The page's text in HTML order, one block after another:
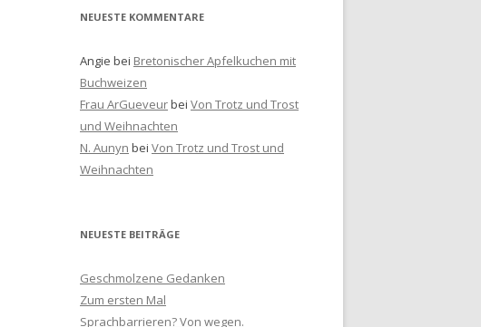
NEUESTE KOMMENTARE
Angie bei Bretonischer Apfelkuchen mit
Buchweizen
Frau ArGueveurbei Von Trotz und Trost
und Weihnachten
N. Aunyn bei Von Trotz und Trost und
Weihnachten
NEUESTE BEITRÄGE
Geschmolzene Gedanken
Zum ersten Mal
Sprachbarrieren? Von wegen.